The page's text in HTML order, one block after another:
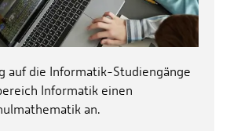
auf die Informatik-Studiengänge
Informatik einen
an.